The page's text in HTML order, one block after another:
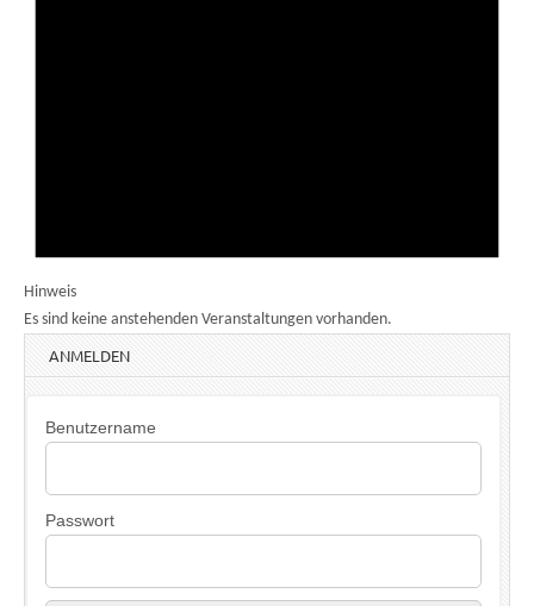
Hinweis
Es sind keine anstehenden Veranstaltungen vorhanden.
ANMELDEN
Benutzername
Passwort